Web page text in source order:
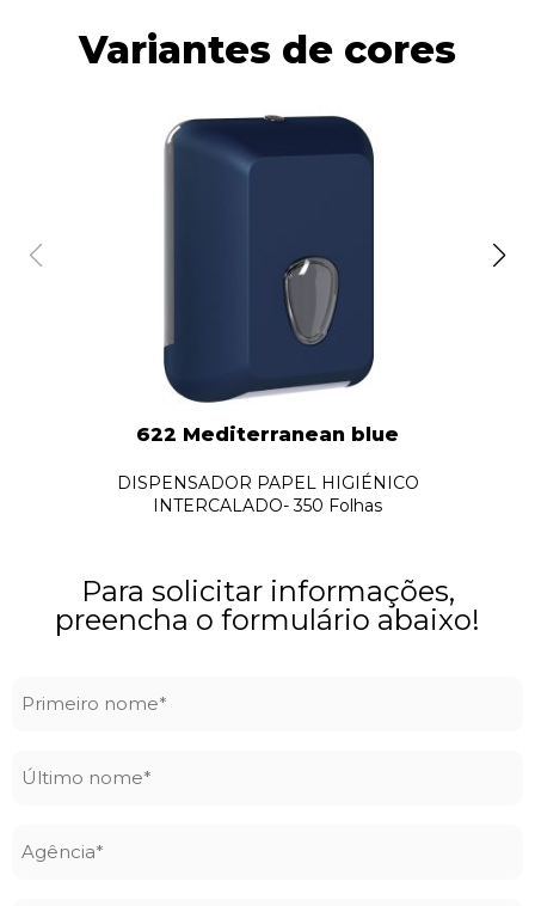
Variantes de cores
622 Mediterranean blue
DISPENSADOR PAPEL HIGIÉNICO
INTERCALADO- 350 Folhas
Para solicitar informações,
preencha o formulário abaixo!
Último